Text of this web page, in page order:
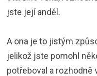
jste její anděl.
A ona je to jistým
jelikož jste pomohl
potřeboval a rozhodně